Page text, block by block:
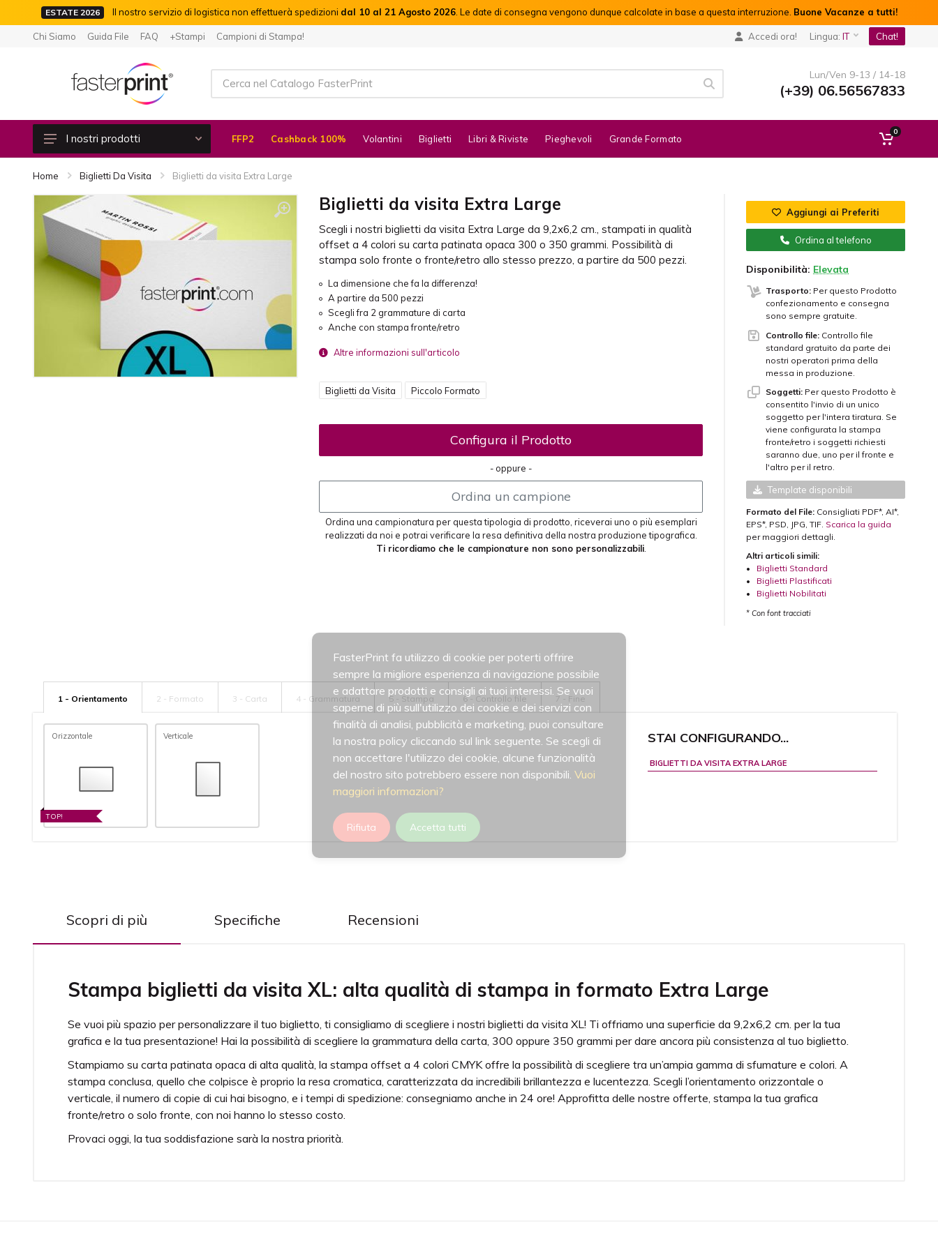
FasterPrint fa utilizzo di cookie per poterti offrire
sempre la migliore esperienza di navigazione possibile
e adattare prodotti e consigli ai tuoi interessi. Se vuoi
saperne di più sull'utilizzo dei cookie e dei servizi con
finalità di analisi, pubblicità e marketing, puoi consultare
la nostra policy cliccando sul link seguente. Se scegli di
non accettare l'utilizzo dei cookie, alcune funzionalità
del nostro sito potrebbero essere non disponibili. Vuoi
maggiori informazioni?
Rifiuta Accetta tutti
ESTATE 2026 Il nostro servizio di logistica non effettuerà spedizioni dal 10 al 21 Agosto 2026. Le date di consegna vengono dunque calcolate in base a questa interruzione. Buone Vacanze a tutti!
Chi Siamo Guida File FAQ +Stampi Campioni di Stampa! Accedi ora! Lingua: IT Chat!
Lun/Ven 9-13 / 14-18
(+39) 06.56567833
Cashback 100%
Piccolo Formato
Moduli Continui e Autoricalcanti
Libri e Riviste
Grande Formato
Etichette Adesive
Per il Tuo Lavoro
I nostri prodotti FFP2 Cashback 100% Volantini Biglietti Libri & Riviste Pieghevoli Grande Formato
0
Home Biglietti Da Visita Biglietti da visita Extra Large
Biglietti da visita Extra Large
Scegli i nostri biglietti da visita Extra Large da 9,2x6,2 cm., stampati in qualità
offset a 4 colori su carta patinata opaca 300 o 350 grammi. Possibilità di
stampa solo fronte o fronte/retro allo stesso prezzo, a partire da 500 pezzi.
La dimensione che fa la differenza!
A partire da 500 pezzi
Scegli fra 2 grammature di carta
Anche con stampa fronte/retro
Altre informazioni sull'articolo
Aggiungi ai Preferiti
Ordina al telefono
Disponibilità: Elevata
Trasporto: Per questo Prodotto
confezionamento e consegna
sono sempre gratuite.
Controllo file: Controllo file
standard gratuito da parte dei
nostri operatori prima della
messa in produzione.
Soggetti: Per questo Prodotto è
consentito l'invio di un unico
soggetto per l'intera tiratura. Se
viene configurata la stampa
fronte/retro i soggetti richiesti
saranno due, uno per il fronte e
l'altro per il retro.
Template disponibili
Formato del File: Consigliati PDF*, AI*,
EPS*, PSD, JPG, TIF. Scarica la guida
per maggiori dettagli.
Altri articoli simili:
• Biglietti Standard
• Biglietti Plastificati
• Biglietti Nobilitati
* Con font tracciati
Biglietti da Visita Piccolo Formato
Configura il Prodotto
- oppure -
Ordina un campione
Ordina una campionatura per questa tipologia di prodotto, riceverai uno o più esemplari
realizzati da noi e potrai verificare la resa definitiva della nostra produzione tipografica.
Ti ricordiamo che le campionature non sono personalizzabili.
1 - Orientamento 2 - Formato 3 - Carta 4 - Grammatura 5 - Stampa 6 - Controllo file 7 - Fine
Orizzontale
TOP!
Verticale STAI CONFIGURANDO...
BIGLIETTI DA VISITA EXTRA LARGE
Scopri di più Specifiche Recensioni
Stampa biglietti da visita XL: alta qualità di stampa in formato Extra Large
Se vuoi più spazio per personalizzare il tuo biglietto, ti consigliamo di scegliere i nostri biglietti da visita XL! Ti offriamo una superficie da 9,2x6,2 cm. per la tua
grafica e la tua presentazione! Hai la possibilità di scegliere la grammatura della carta, 300 oppure 350 grammi per dare ancora più consistenza al tuo biglietto.
Stampiamo su carta patinata opaca di alta qualità, la stampa offset a 4 colori CMYK offre la possibilità di scegliere tra un’ampia gamma di sfumature e colori. A
stampa conclusa, quello che colpisce è proprio la resa cromatica, caratterizzata da incredibili brillantezza e lucentezza. Scegli l’orientamento orizzontale o
verticale, il numero di copie di cui hai bisogno, e i tempi di spedizione: consegniamo anche in 24 ore! Approfitta delle nostre offerte, stampa la tua grafica
fronte/retro o solo fronte, con noi hanno lo stesso costo.
Provaci oggi, la tua soddisfazione sarà la nostra priorità.